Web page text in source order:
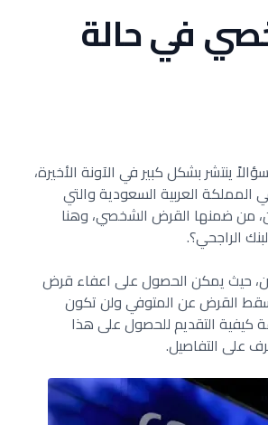
في حالة
ينتشر بشكل كبير في الآونة الأخيرة،
المملكة العربية السعودية والتي
من ضمنها القرض الشخصي، وهنا
الراجحي؟.
حيث يمكن الحصول على اعفاء قرض
القرض عن المتوفي ولن تكون
التقديم للحصول على هذا
على التفاصيل.